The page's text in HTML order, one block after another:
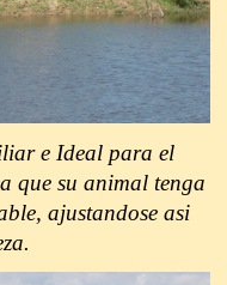
e Ideal para el
que su animal tenga
ajustandose asi